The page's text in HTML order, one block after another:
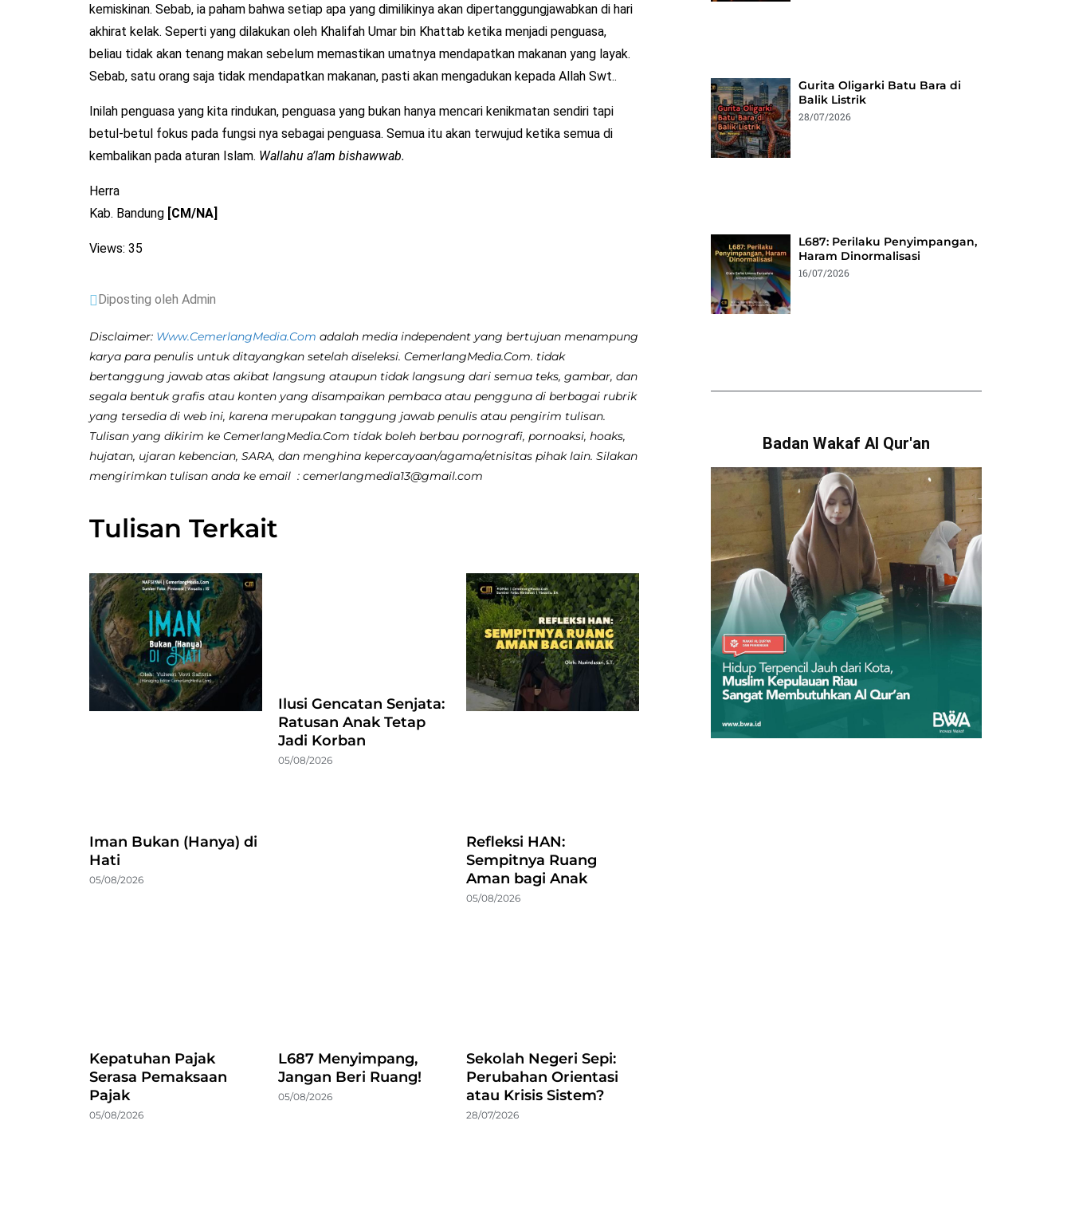
kemiskinan. Sebab, ia paham bahwa setiap apa yang dimilikinya akan dipertanggungjawabkan di hari
akhirat kelak. Seperti yang dilakukan oleh Khalifah Umar bin Khattab ketika menjadi penguasa,
beliau tidak akan tenang makan sebelum memastikan umatnya mendapatkan makanan yang layak.
Sebab, satu orang saja tidak mendapatkan makanan, pasti akan mengadukan kepada Allah Swt..
Inilah penguasa yang kita rindukan, penguasa yang bukan hanya mencari kenikmatan sendiri tapi
betul-betul fokus pada fungsi nya sebagai penguasa. Semua itu akan terwujud ketika semua di
kembalikan pada aturan Islam. Wallahu a’lam bishawwab.
Herra
Kab. Bandung [CM/NA]
Views: 35
Diposting oleh Admin
Disclaimer: Www.CemerlangMedia.Com adalah media independent yang bertujuan menampung
karya para penulis untuk ditayangkan setelah diseleksi. CemerlangMedia.Com. tidak
bertanggung jawab atas akibat langsung ataupun tidak langsung dari semua teks, gambar, dan
segala bentuk grafis atau konten yang disampaikan pembaca atau pengguna di berbagai rubrik
yang tersedia di web ini, karena merupakan tanggung jawab penulis atau pengirim tulisan.
Tulisan yang dikirim ke CemerlangMedia.Com tidak boleh berbau pornografi, pornoaksi, hoaks,
hujatan, ujaran kebencian, SARA, dan menghina kepercayaan/agama/etnisitas pihak lain. Silakan
mengirimkan tulisan anda ke email : cemerlangmedia13@gmail.com
Tulisan Terkait
Iman Bukan (Hanya) di
Hati
05/08/2026
Ilusi Gencatan Senjata:
Ratusan Anak Tetap
Jadi Korban
05/08/2026
Refleksi HAN:
Sempitnya Ruang
Aman bagi Anak
05/08/2026
Kepatuhan Pajak
Serasa Pemaksaan
Pajak
05/08/2026
L687 Menyimpang,
Jangan Beri Ruang!
05/08/2026
Sekolah Negeri Sepi:
Perubahan Orientasi
atau Krisis Sistem?
28/07/2026
Gurita Oligarki Batu Bara di
Balik Listrik
28/07/2026
L687: Perilaku Penyimpangan,
Haram Dinormalisasi
16/07/2026
Badan Wakaf Al Qur'an